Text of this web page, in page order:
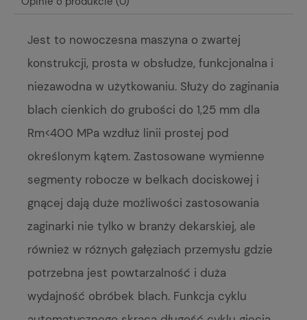
Jest to nowoczesna maszyna o zwartej
konstrukcji, prosta w obsłudze, funkcjonalna i
niezawodna w użytkowaniu. Służy do zaginania
blach cienkich do grubości do 1,25 mm dla
Rm<400 MPa wzdłuż linii prostej pod
określonym kątem. Zastosowane wymienne
segmenty robocze w belkach dociskowej i
gnącej dają duże możliwości zastosowania
zaginarki nie tylko w branży dekarskiej, ale
również w różnych gałęziach przemysłu gdzie
potrzebna jest powtarzalność i duża
wydajność obróbek blach. Funkcja cyklu